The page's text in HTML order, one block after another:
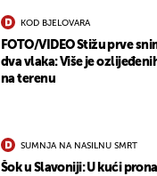
KOD BJELOVARA
FOTO/VIDEO Stižu prve
dva vlaka: Više je
na terenu
SUMNJA NA NASILNU SMRT
Šok u Slavoniji: U kući